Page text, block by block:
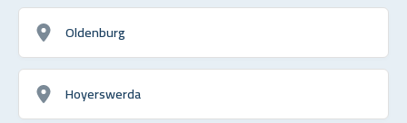
Oldenburg
Hoyerswerda